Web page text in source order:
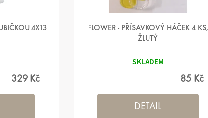
4X13
329 Kč
FLOWER - PŘÍSAVKOVÝ HÁČEK 4 KS,
ŽLUTÝ
SKLADEM
85 Kč
DETAIL